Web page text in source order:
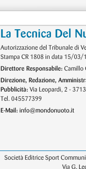
La Tecnica Del
Autorizzazione del Tribunale di
Stampa CR 1808 in data 15/03/
Direttore Responsabile: Camillo
Direzione, Redazione,
Pubblicità: Via Leopardi, 2 -
Tel. 045577399
E-Mail: info@mondonuoto.it
Società Editrice Sport
Via G.